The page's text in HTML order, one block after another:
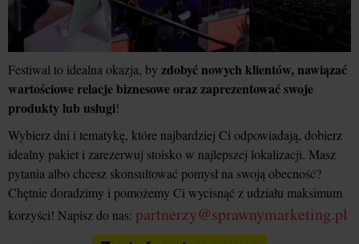
Festiwal to idealna okazja, by zdobyć nowych klientów, nawiązać
wartościowe relacje biznesowe oraz zaprezentować swoje
produkty lub usługi!
Wybierz dni i tematykę, które najbardziej Ci odpowiadają, dobierz
idealny pakiet i zarezerwuj stoisko w najlepszej lokalizacji. Masz
pytania albo chcesz skonsultować pomysł na swoją obecność?
Chętnie doradzimy i pomożemy Ci wycisnąć z udziału maksimum
korzyści! Napisz do nas: partnerzy@sprawnymarketing.pl